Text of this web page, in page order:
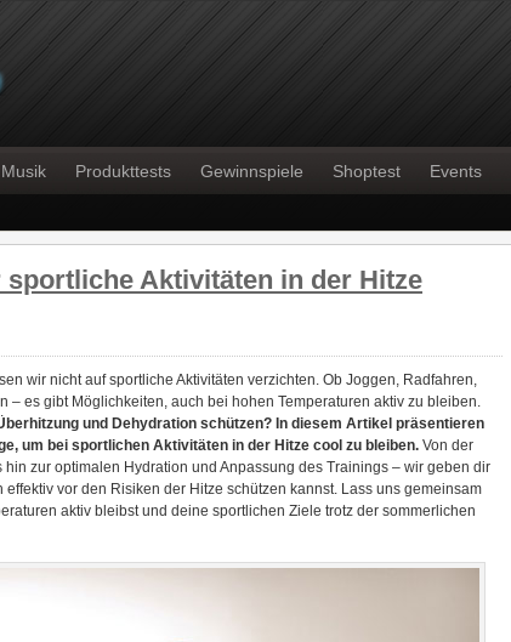
Musik Produkttests Gewinnspiele Shoptest Events
Aktivitäten in der Hitze
wir nicht auf sportliche Aktivitäten verzichten. Ob Joggen, Radfahren,
– es gibt Möglichkeiten, auch bei hohen Temperaturen aktiv zu bleiben.
und Dehydration schützen? In diesem Artikel präsentieren
um bei sportlichen Aktivitäten in der Hitze cool zu bleiben. Von der
zur optimalen Hydration und Anpassung des Trainings – wir geben dir
vor den Risiken der Hitze schützen kannst. Lass uns gemeinsam
aktiv bleibst und deine sportlichen Ziele trotz der sommerlichen